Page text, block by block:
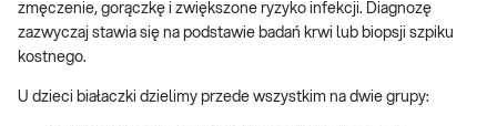
zmęczenie, gorączkę i zwiększone ryzyko infekcji. Diagnozę
zazwyczaj stawia się na podstawie badań krwi lub biopsji szpiku
kostnego.
U dzieci białaczki dzielimy przede wszystkim na dwie grupy: